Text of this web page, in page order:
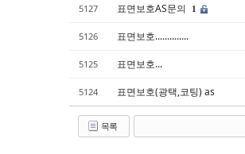
5127 표면보호AS문의 1
5126 표면보호..............
5125 표면보호...
5124 표면보호(광택,코팅) as
목록